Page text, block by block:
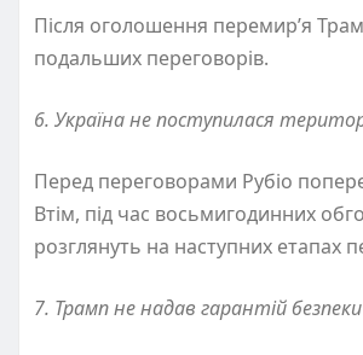
Після оголошення перемир’я
подальших переговорів.
6. Україна не поступилася
Перед переговорами Рубіо
Втім, під час восьмигодинних
розглянуть на наступних етапах
7. Трамп не надав гарантій безпеки